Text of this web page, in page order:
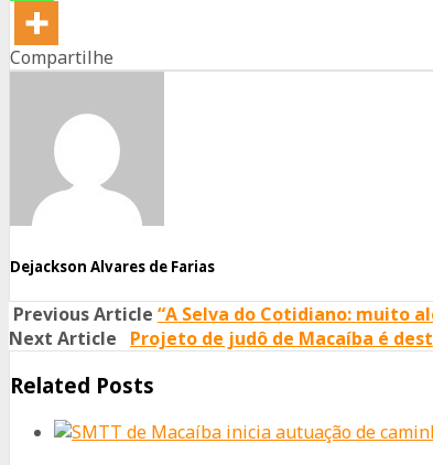
Compartilhe
Facebook
Twitter
Whatsapp
Dejackson Alvares de Farias
Previous Article “A Selva do Cotidiano: muito
Next Article
Projeto de judô de Macaíba é
Related Posts